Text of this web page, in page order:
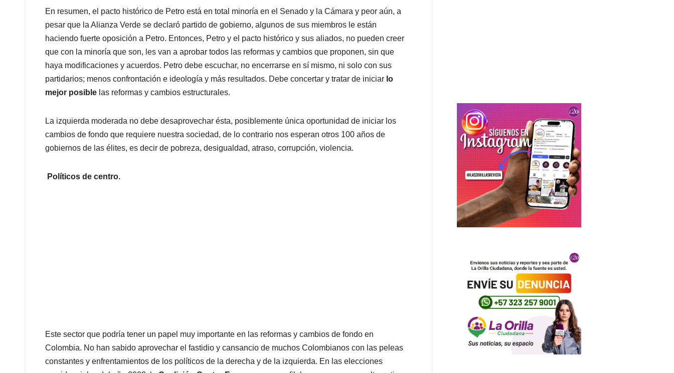
En resumen, el pacto histórico de Petro está en total minoría en el Senado y la Cámara y peor aún, a
pesar que la Alianza Verde se declaró partido de gobierno, algunos de sus miembros le están
haciendo fuerte oposición a Petro. Entonces, Petro y el pacto histórico y sus aliados, no pueden creer
que con la minoría que son, les van a aprobar todos las reformas y cambios que proponen, sin que
haya modificaciones y acuerdos. Petro debe escuchar, no encerrarse en sí mismo, ni solo con sus
partidarios; menos confrontación e ideología y más resultados. Debe concertar y tratar de iniciar lo
mejor posible las reformas y cambios estructurales.
La izquierda moderada no debe desaprovechar ésta, posiblemente única oportunidad de iniciar los
cambios de fondo que requiere nuestra sociedad, de lo contrario nos esperan otros 100 años de
gobiernos de las élites, es decir de pobreza, desigualdad, atraso, corrupción, violencia.
Políticos de centro.
Este sector que podría tener un papel muy importante en las reformas y cambios de fondo en
Colombia. No han sabido aprovechar el fastidio y cansancio de muchos Colombianos con las peleas
constantes y enfrentamientos de los políticos de la derecha y de la izquierda. En las elecciones